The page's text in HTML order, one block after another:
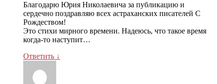
Благодарю Юрия Николаевича за публикацию и
сердечно поздравляю всех астраханских писателей С
Рождеством!
Это стихи мирного времени. Надеюсь, что такое время
когда-то наступит…
Ответить ↓